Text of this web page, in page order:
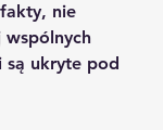
nie
wspólnych
są ukryte pod